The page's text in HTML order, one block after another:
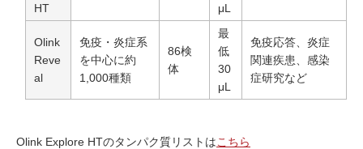
HT
μL
Olink
Reve
al
免疫・炎症系
を中心に約
1,000種類
86検
体
最
低
30
μL
免疫応答、炎症
関連疾患、感染
症研究など
Olink Explore HTのタンパク質リストはこちら